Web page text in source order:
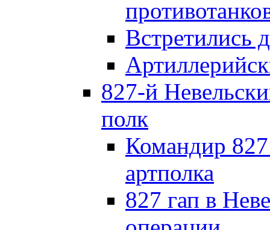
Встретились
827-й
полк
Командир 827
артполка
827 гап в